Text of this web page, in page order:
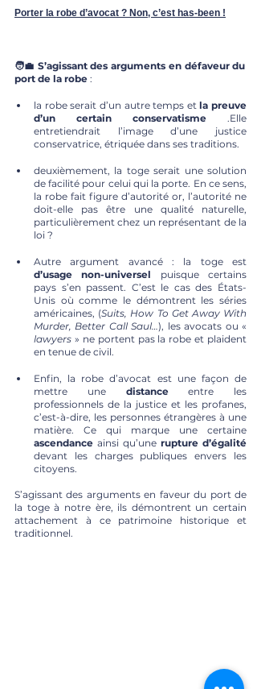
Porter la robe d’avocat ? Non, c’est has-been !
🧑‍💼 S’agissant des arguments en défaveur du
port de la robe :
la robe serait d’un autre temps et la preuve
d’un certain conservatisme .Elle
entretiendrait l’image d’une justice
conservatrice, étriquée dans ses traditions.
deuxièmement, la toge serait une solution
de facilité pour celui qui la porte. En ce sens,
la robe fait figure d’autorité or, l’autorité ne
doit-elle pas être une qualité naturelle,
particulièrement chez un représentant de la
loi ?
d’usage non-universel puisque certains
pays s’en passent. C’est le cas des États-
Unis où comme le démontrent les séries
américaines, (Suits, How To Get Away With
Murder, Better Call Saul…
lawyers » ne portent pas la robe et plaident
en tenue de civil.
Enfin, la robe d’avocat est une façon de
mettre une distance entre les
professionnels de la justice et les profanes,
c’est-à-dire, les personnes étrangères à une
ascendance ainsi qu’une rupture d’égalité
devant les charges publiques envers les
citoyens.
S’agissant des arguments en faveur du port de
la toge à notre ère, ils démontrent un certain
attachement à ce patrimoine historique et
traditionnel.